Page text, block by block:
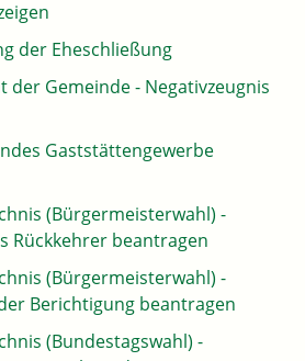
der Eheschließung
der Gemeinde - Negativzeugnis
Gaststättengewerbe
(Bürgermeisterwahl) -
Rückkehrer beantragen
(Bürgermeisterwahl) -
Berichtigung beantragen
(Bundestagswahl) -